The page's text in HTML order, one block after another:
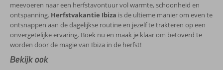
meevoeren naar een herfstavontuur vol warmte, schoonheid en
ontspanning. Herfstvakantie Ibiza is de ultieme manier om even te
ontsnappen aan de dagelijkse routine en jezelf te trakteren op een
onvergetelijke ervaring. Boek nu en maak je klaar om betoverd te
worden door de magie van Ibiza in de herfst!
Bekijk ook